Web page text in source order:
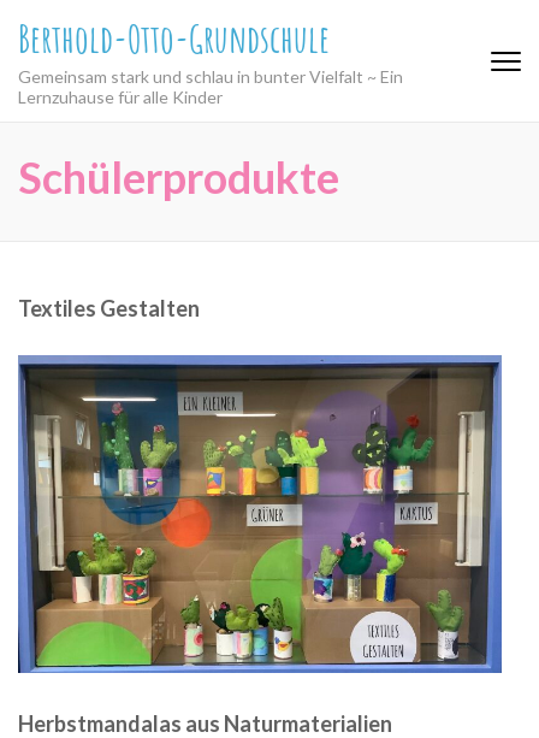
Inhalt
springen
(Eingabetaste
Berthold-Otto-Grundschule
Gemeinsam stark und schlau in bunter Vielfalt ~ Ein
Lernzuhause für alle Kinder
Schülerprodukte
Textiles Gestalten
Herbstmandalas aus Naturmaterialien